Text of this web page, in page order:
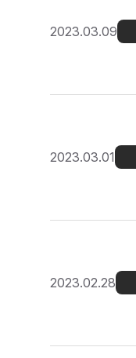
2023.03.09
2023.03.01
2023.02.28